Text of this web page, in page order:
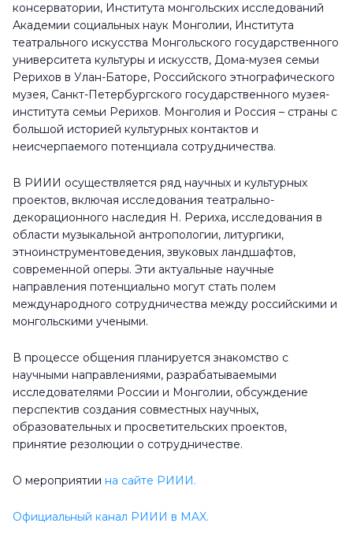
консерватории, Института монгольских исследований
Академии социальных наук Монголии, Института
театрального искусства Монгольского государственного
университета культуры и искусств, Дома-музея семьи
Рерихов в Улан-Баторе, Российского этнографического
музея, Санкт-Петербургского государственного музея-
института семьи Рерихов. Монголия и Россия – страны с
большой историей культурных контактов и
неисчерпаемого потенциала сотрудничества.
В РИИИ осуществляется ряд научных и культурных
проектов, включая исследования театрально-
декорационного наследия Н. Рериха, исследования в
области музыкальной антропологии, литургики,
этноинструментоведения, звуковых ландшафтов,
современной оперы. Эти актуальные научные
направления потенциально могут стать полем
международного сотрудничества между российскими и
монгольскими учеными.
В процессе общения планируется знакомство с
научными направлениями, разрабатываемыми
исследователями России и Монголии, обсуждение
перспектив создания совместных научных,
образовательных и просветительских проектов,
принятие резолюции о сотрудничестве.
О мероприятии на сайте РИИИ.
Официальный канал РИИИ в MAX.